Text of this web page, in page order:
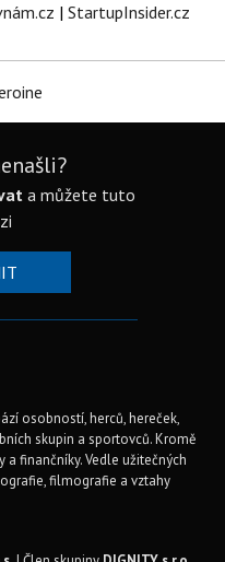
| StartupInsider.cz
a můžete tuto
osobností, herců, hereček,
skupin a sportovců. Kromě
finančníky. Vedle užitečných
filmografie a vztahy